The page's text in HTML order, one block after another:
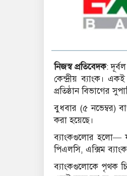
নিজস্ব প্রতিবেদক:
কেন্দ্রীয় ব্যাংক।
প্রতিষ্ঠান বিভাগের
বুধবার (৫ নভেম্বর)
করা হয়েছে।
ব্যাংকগুলোর হলো—
পিএলসি, এক্সিম
ব্যাংকগুলোকে পৃথক